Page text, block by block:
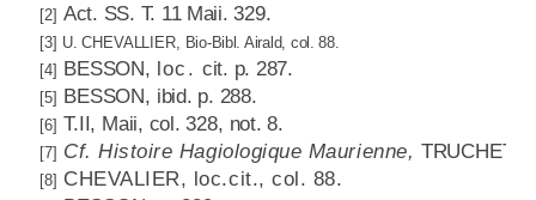
[2] Act. SS. T. 11 Maii. 329.
[3] U.CHEVALLIER, Bio-Bibl. Airald, col. 88.
[4] BESSON, loc. cit. p. 287.
[5] BESSON, ibid. p. 288.
[6] T.II, Maii, col.328, not.8.
[7] Cf. Histoire Hagiologique Maurienne, TRUCHET,
[8] CHEVALIER, loc.cit., col. 88.